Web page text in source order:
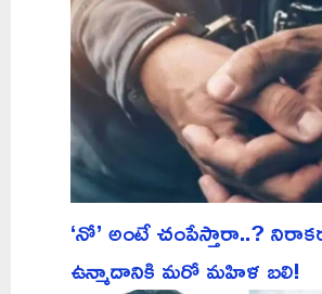
‘నో’ అంటే చంపేస్తారా..?
ఉన్మాదానికి మరో మహిళ బలి!